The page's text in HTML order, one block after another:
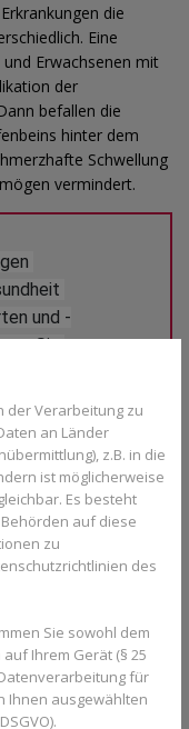
die
Eine
Erwachsenen mit
der
befallen die
hinter dem
Schwellung
vermindert.
und -
Sie
in Stirn- und
bemerkbar macht.
entstehen
Vor allem bei den
umgehend
der Verarbeitung zu
an Länder
z.B. in die
ist möglicherweise
Es besteht
auf diese
zu
des
Sie sowohl dem
Ihrem Gerät (§ 25
für
Ihnen ausgewählten